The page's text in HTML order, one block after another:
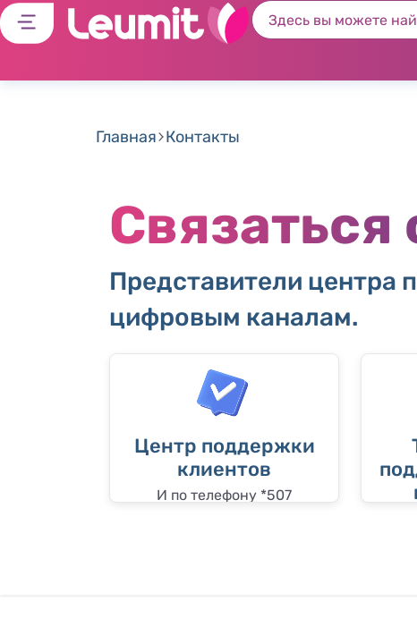
Главная Контакты
Связаться
Представители центра
цифровым каналам.
Центр поддержки
клиентов
И по телефону *507